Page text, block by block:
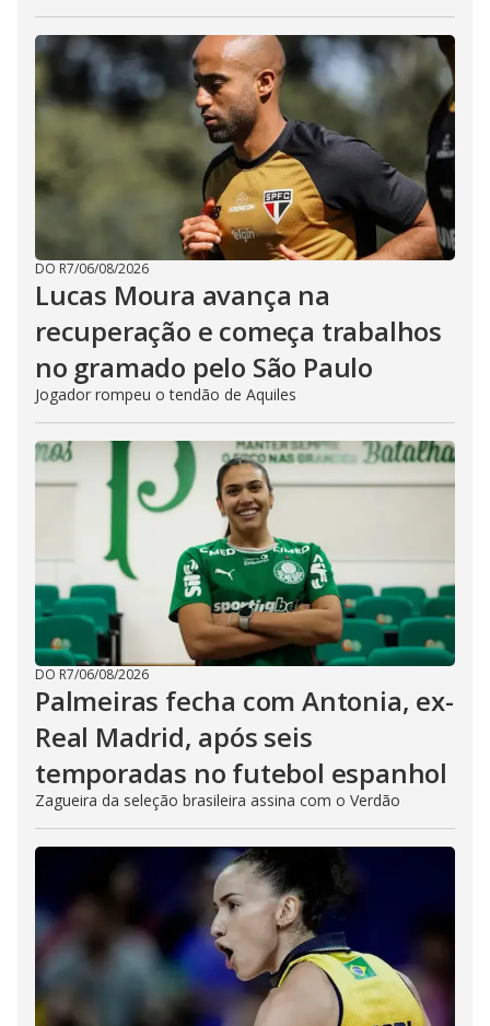
DO R7/06/08/2026
Lucas Moura avança na
recuperação e começa trabalhos
no gramado pelo São Paulo
Jogador rompeu o tendão de Aquiles
DO R7/06/08/2026
Palmeiras fecha com Antonia, ex-
Real Madrid, após seis
temporadas no futebol espanhol
Zagueira da seleção brasileira assina com o Verdão